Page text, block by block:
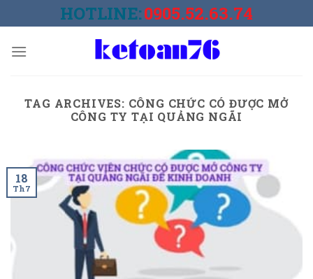
to
HOTLINE:0905.52.63.74
TAG ARCHIVES: CÔNG CHỨC CÓ ĐƯỢC MỞ
CÔNG TY TẠI QUẢNG NGÃI
18
Th7